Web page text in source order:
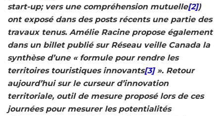
start-up; vers une compréhension mutuelle[2])
ont exposé dans des posts récents une partie des
travaux tenus. Amélie Racine propose également
dans un billet publié sur Réseau veille Canada la
synthèse d’une « formule pour rendre les
territoires touristiques innovants[3]». Retour
aujourd’hui sur le curseur d’innovation
territoriale, outil de mesure proposé lors de ces
journées pour mesurer les potentialités